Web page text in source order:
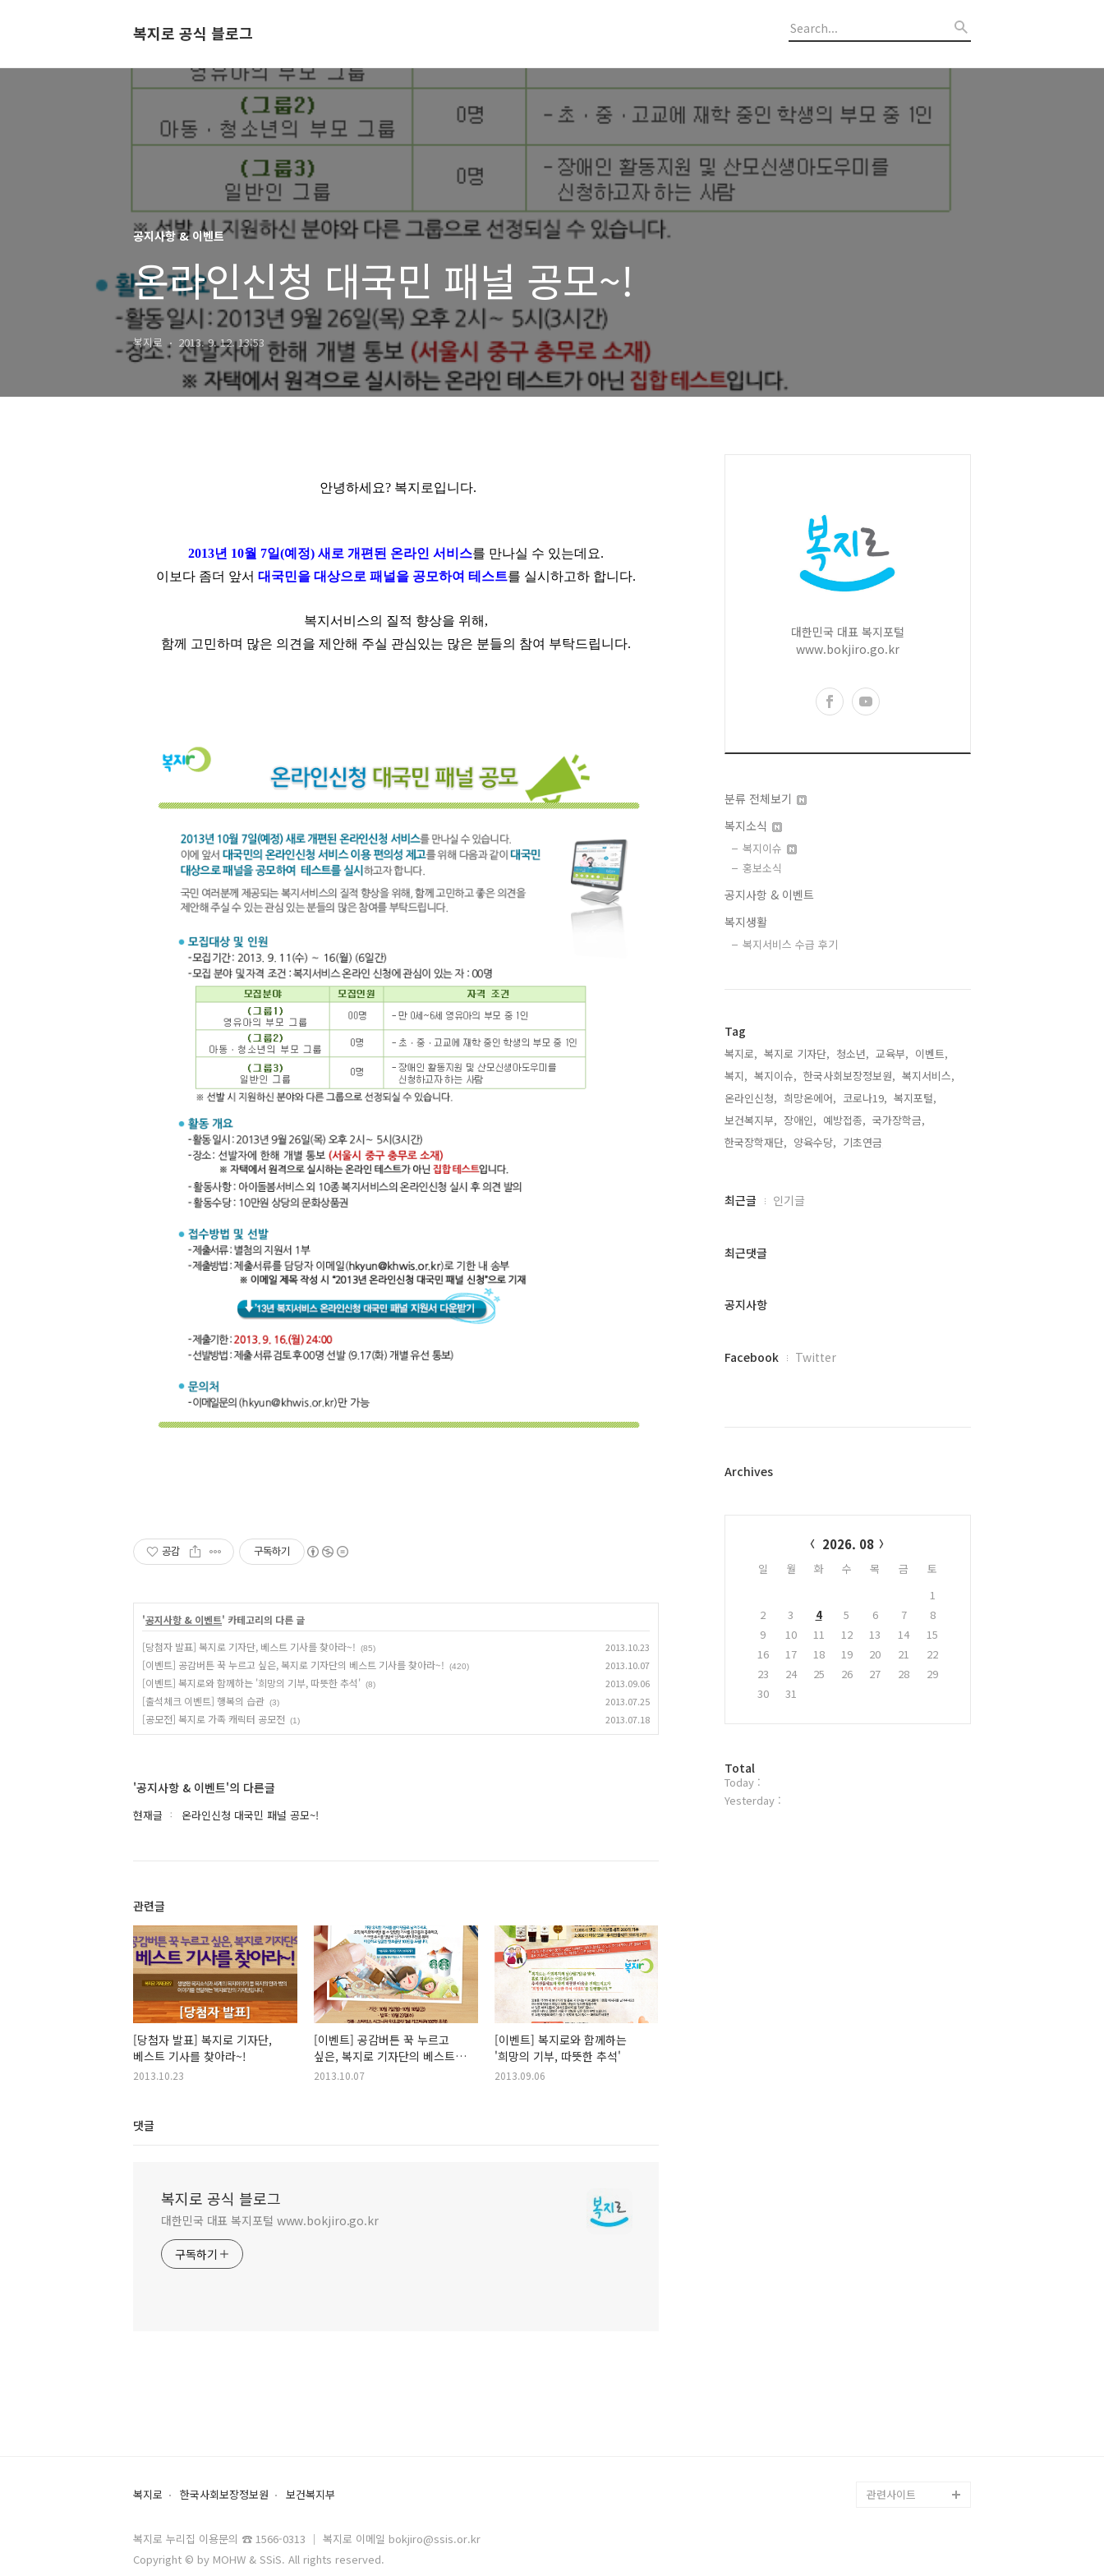
복지로 공식 블로그
공지사항 & 이벤트
온라인신청 대국민 패널 공모~!
복지로 2013. 9. 12. 13:53
안녕하세요? 복지로입니 다.
2013년 10월 7일(예정) 새로 개편된 온라인 서비스를 만나실 수 있는데요.
이보다 좀더 앞서 대국민을 대상으로 패널을 공모하여 테스트를 실시하고하 합니다.
복지서비스의 질적 향상을 위해,
함께 고민하며 많은 의견을 제안해 주실 관심있는 많은 분들의 참여 부탁드립니다.
공감 구독하기
'공지사항 & 이벤트' 카테고리의 다른 글
[당첨자 발표] 복지로 기자단, 베스트 기사를 찾아라~!
(85) 2013.10.23
[이벤트] 공감버튼 꾹 누르고 싶은, 복지로 기자단의 베스트 기사를 찾아라~! (420) 2013.10.07
[이벤트] 복지로와 함께하는 '희망의 기부, 따뜻한 추석' (8) 2013.09.06
[출석체크 이벤트] 행복의 습관 (3) 2013.07.25
[공모전] 복지로 가족 캐릭터 공모전 (1) 2013.07.18
'공지사항 & 이벤트'의 다른글
현재글 온라인신청 대국민 패널 공모~!
관련글
[당첨자 발표] 복지로 기자단,
베스트 기사를 찾아라~!
2013.10.23
[이벤트] 공감버튼 꾹 누르고
싶은, 복지로 기자단의 베스트
기사를 찾아라~!
2013.10.07
[이벤트] 복지로와 함께하는
'희망의 기부, 따뜻한 추석'
2013.09.06
댓글
복지로 공식 블로그
대한민국 대표 복지포털 www.bokjiro.go.kr
구독하기
대한민국 대표 복지포털
www.bokjiro.go.kr
분류 전체보기
복지소식
복지이슈
홍보소식
공지사항 & 이벤트
복지생활
복지서비스 수급 후기
Tag
복지로, 복지로 기자단, 청소년, 교육부, 이벤트,
복지, 복지이슈, 한국사회보장정보원, 복지서비스,
온라인신청, 희망온에어, 코로나19, 복지포털,
보건복지부, 장애인, 예방접종, 국가장학금,
한국장학재단, 양육수당, 기초연금,
최
과
글
최근글 인기글
최근댓글
공지사항
페
플
Facebook Twitter
Archives
2026. 08
일 월 화 수 목 금
토
1
2
3 4 5 6 7
8
9
10 11 12 13 14
15
16
17 18 19 20 21
22
23
24 25 26 27 28
29
30
31
방
문
자
Total
Today :
Yesterday :
복지로 한국사회보장정보원 보건복지부
복지로 누리집 이용문의 ☎ 1566-0313 ｜ 복지로 이메일 bokjiro@ssis.or.kr
Copyright © by MOHW & SSiS. All rights reserved.
관련사이트